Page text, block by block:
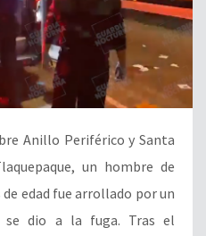
Anillo Periférico y Santa
un hombre de
edad fue arrollado por un
se dio a la fuga. Tras el